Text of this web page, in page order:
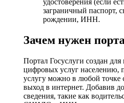
удостоверения (если
заграничный паспорт,
рождении, ИНН.
Зачем нужен
Портал Госуслуги создан для
цифровых услуг населению,
услугу можно в любой точке
выход в интернет. Добавив
сведения, такие как